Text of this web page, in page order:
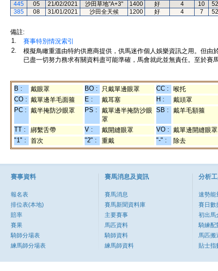
445
05 21/02/2021 沙田草地"A+3" 1400 好 4 10
52
385
08 31/01/2021 沙田全天候 1200 好 4 7 52
備註:
1.
賽事特別情況索引
2.
模擬鳥瞰重溫由特約供應商提供，供馬迷作個人娛樂資訊之用。但
已盡一切努力務求有關資料盡可能準確，馬會就此並無責任。至於賽
B : 戴眼罩 BO : 只戴單邊眼罩 CC :
喉托
CO : 戴單邊羊毛面箍 E : 戴耳塞 H :
戴頭罩
PC : 戴半掩防沙眼罩 PS :
戴單邊半掩防沙眼
罩
SB : 戴羊毛額箍
TT : 綁繫舌帶 V : 戴開縫眼罩 VO : 戴單邊開縫眼罩
"1" :
首次 "2" : 重戴 "-" : 除去
賽事資料
報名表
排位表(本地)
賠率
賽果
騎師分場表
練馬師分場表
賽馬消息及資訊
賽馬消息
賽馬新聞資料庫
主要賽事
馬匹資料
騎師資料
練馬師資料
分析
速勢能
賽日數
初出馬
騎練配
馬匹搬
貼士指